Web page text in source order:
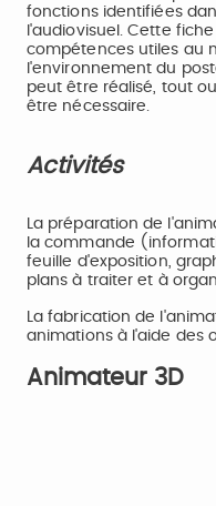
fonctions identifiées
l'audiovisuel. Cette
compétences utiles au
l'environnement du
peut être réalisé, tout
être nécessaire.
Activités
La préparation de
la commande
feuille d'exposition,
plans à traiter et à
La fabrication de
animations à l'aide des
Animateur 3D